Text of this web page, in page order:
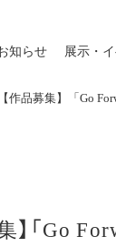
知らせ 展示・
作品募集】「Go
】「Go